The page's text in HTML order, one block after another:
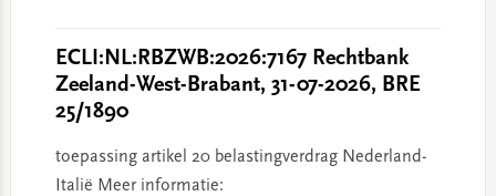
ECLI:NL:RBZWB:2026:7167 Rechtbank
Zeeland-West-Brabant, 31-07-2026, BRE
25/1890
toepassing artikel 20 belastingverdrag Nederland-
Italië Meer informatie: